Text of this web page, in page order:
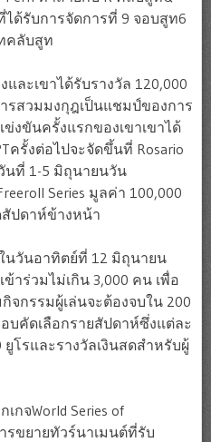
ด้รับการจัดการที่ 9 จอบสูท6
คลับสูท
ละเขาได้รับรางวัล 120,000
รสวมมงกุฎเป็นแชมป์ของการ
ขันครั้งแรกของเขาเขาได้
ครั้งต่อไปจะจัดขึ้นที่ Rosario
นที่ 1-5 มิถุนายนวัน
Series มูลค่า 100,000
ปดาห์ข้างหน้า
นวันอาทิตย์ที่ 12 มิถุนายน
ข้าร่วมไม่เกิน 3,000 คน เพื่อ
กรรมผู้เล่นจะต้องจบใน 200
คัดเลือกรายสัปดาห์ซึ่งแต่ละ
ยูโรและรางวัลเงินสดสำหรับผู้
จWorld Series of
รขยายทัวร์นาเมนต์ที่รับ